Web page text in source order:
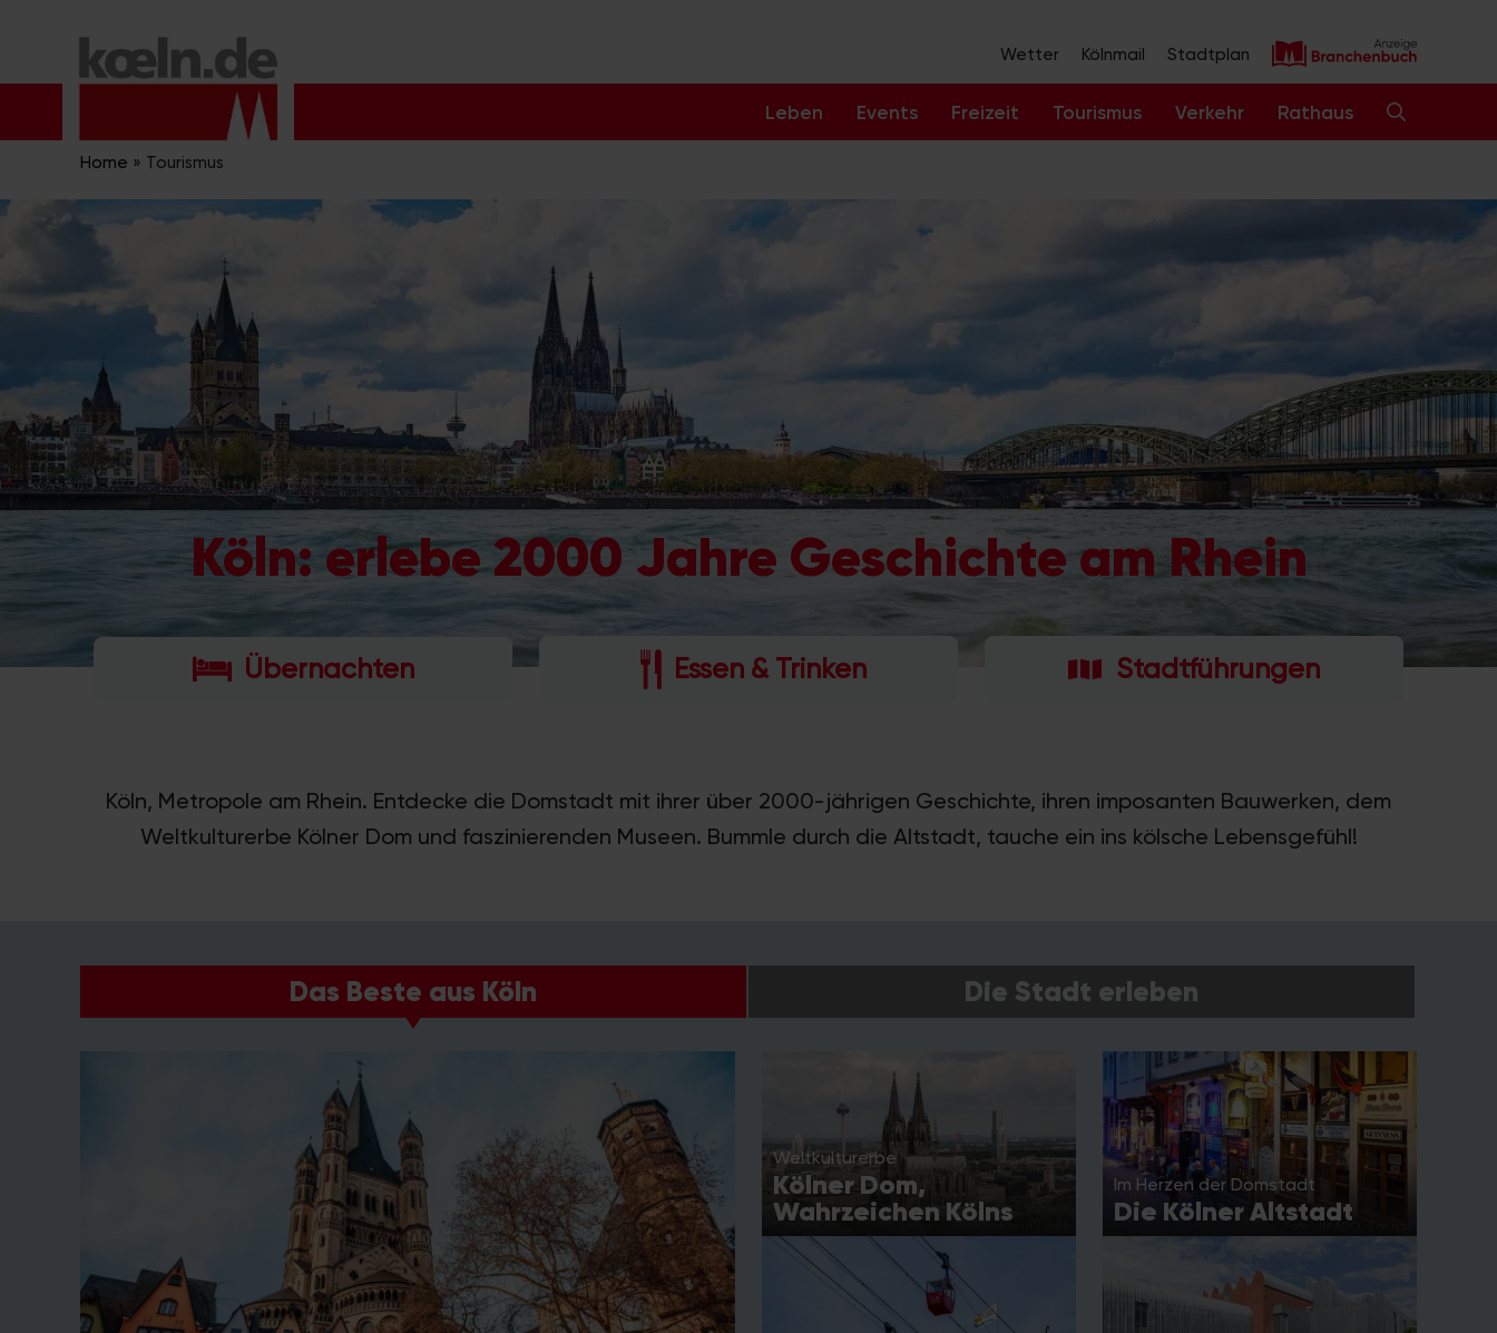
Inhalt
Wetter Kölnmail Stadtplan
Leben Events Freizeit Tourismus Verkehr Rathaus
Home » Tourismus
Köln: erlebe 2000 Jahre Geschichte am Rhein
Übernachten Essen & Trinken Stadtführungen
Köln, Metropole am Rhein. Entdecke die Domstadt mit ihrer über 2000-jährigen Geschichte, ihren imposanten Bauwerken, dem
Weltkulturerbe Kölner Dom und faszinierenden Museen. Bummle durch die Altstadt, tauche ein ins kölsche Lebensgefühl!
Das Beste aus Köln Die Stadt erleben
Weltkulturerbe
Kölner Dom,
Wahrzeichen Kölns
Im Herzen der Domstadt
Die Kölner Altstadt